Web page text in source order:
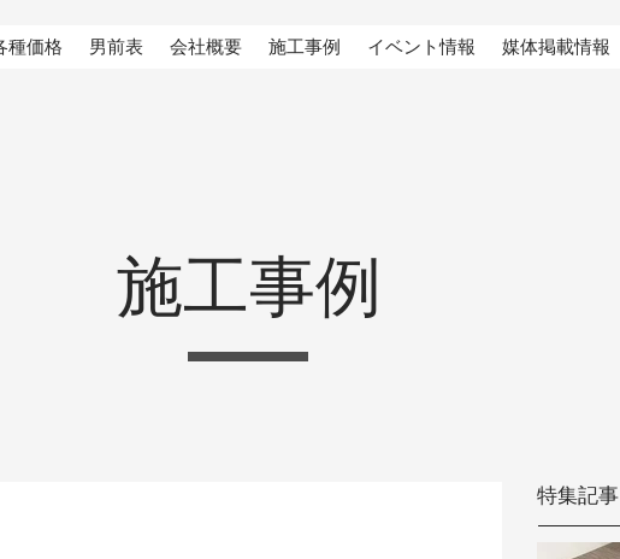
種価格 男前表 会社概要 施工事例 イベント情報 媒体掲載情報
施工事例
特集記事